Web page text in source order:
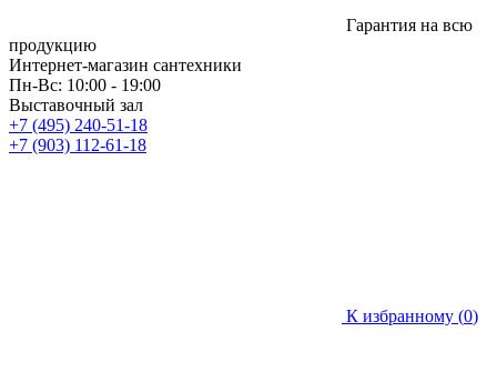
Гарантия на всю
продукцию
Интернет-магазин сантехники
Пн-Вс: 10:00 - 19:00
Выставочный зал
+7 (495) 240-51-18
+7 (903) 112-61-18
К избранному (0)